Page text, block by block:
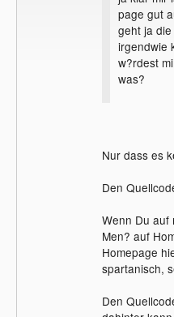
page gut
geht ja
irgendwie
w?rdest
was?
Nur dass es
Den
Wenn Du auf
Men? auf
Homepage
spartanisch,
Den